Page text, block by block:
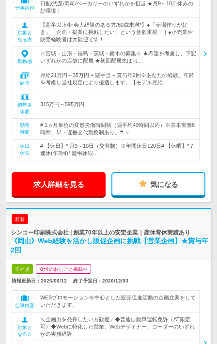
仕事内容
日配/惣菜/寿司/ベーカリーのいずれかを担当 ★月9～10日休みの
好環境！
対象と
なる方
【高卒以上/社会人経験のある方/60歳未満*】●「売場作りが好
き」「企画・提案に挑戦したい」という意欲重視！｜●小売業や
販売経験者は大歓迎です！
勤務地
☆宮城・山形・福島・茨城・栃木の募集☆ ★希望を考慮し、下記
いずれかの店舗に配属 ★初回配属先はお…
給与
月給21万円～35万円 + 諸手当 + 賞与年2回※あなたの経験、年齢
を考慮し当社規定により優遇します。【モデル月給…
初年度
年収
315万円～595万円
勤務
時間
# 1ヵ月単位の変形労働時間制（週平均40時間以内）※基本実働8
時間、早・遅番交代勤務制あり。# ＜…
休日
休暇
# 【休日】* 月9～10日（交替制）※年間休日120日# 【休暇】* 7
連休(年2回)* 慶弔休暇…
求人詳細を見る 気になる
新着
シンコー印刷株式会社 | 創業70年以上の安定企業｜産休育休実績あり
《岡山》Web経験を活かし販促企画に挑戦【営業企画】★賞与年
2回
正社員 女性のおしごと掲載中
情報更新日：2026/06/12 終了予定日： 2026/12/03
仕事内容
WEBプロモーションを中心とした販売促進活動の企画立案をして
いただきます。
対象と
なる方
＼企画力を発揮したい方歓迎／◆普通自動車運転免許（AT限定
可）◆Webに特化した営業、Webデザイナー、コーダーのいずれ
かの実務経験